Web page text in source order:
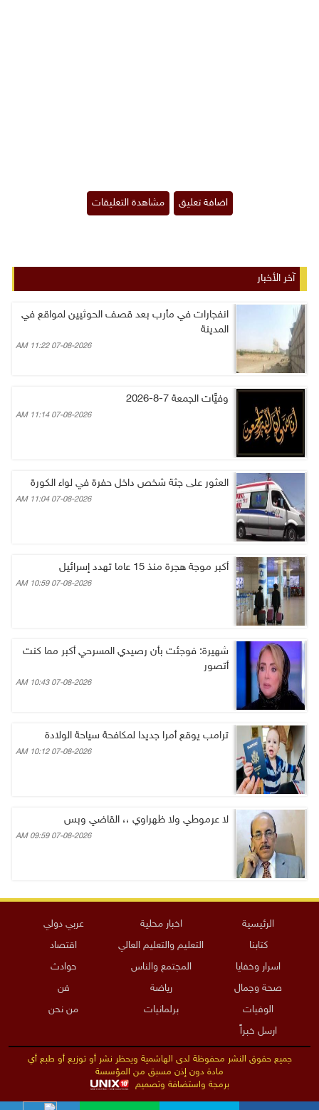
آخر الأخبار
انفجارات في مأرب بعد قصف الحوثيين لمواقع في
المدينة
07-08-2026 11:22 AM
وفيَّات الجمعة 7-8-2026
07-08-2026 11:14 AM
العثور على جثة شخص داخل حفرة في لواء الكورة
07-08-2026 11:04 AM
أكبر موجة هجرة منذ 15 عاما تهدد إسرائيل
07-08-2026 10:59 AM
شهيرة: فوجئت بأن رصيدي المسرحي أكبر مما كنت
أتصور
07-08-2026 10:43 AM
ترامب يوقع أمرا جديدا لمكافحة سياحة الولادة
07-08-2026 10:12 AM
لا عرموطي ولا ظهراوي ،، القاضي وبس
07-08-2026 09:59 AM
الرئيسية اخبار محلية
عربي دولي
كتابنا
التعليم والتعليم العالي
اقتصاد
اسرار وخفايا
المجتمع والناس
حوادث
صحة وجمال
رياضة
فن
الوفيات
برلمانيات
من نحن
ارسل خبراً
جميع حقوق النشر محفوظة لدى الهاشمية ويحظر نشر أو توزيع أو طبع أي
مادة دون إذن مسبق من المؤسسة
برمجة واستضافة وتصميم